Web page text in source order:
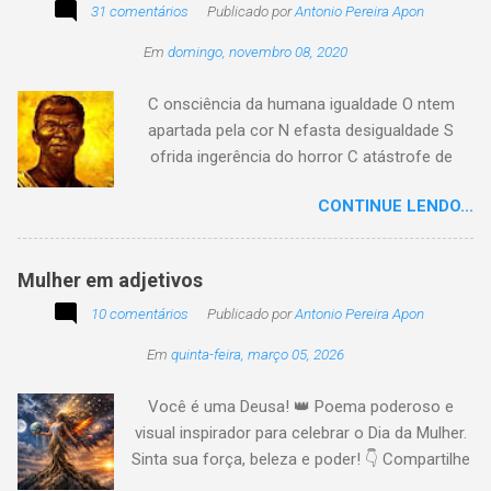
com o passar... Eu tenho aprendido:
31 comentários Publicado porAntonio Pereira Apon
Em domingo, novembro 08, 2020
C onsciência da humana igualdade O ntem
apartada pela cor N efasta desigualdade S
ofrida ingerência do horror C atástrofe de
tempo o preito N egritude sempre linda C ultura
multicolor I rmanados na cidadania A gentes
CONTINUE LENDO...
Mulher em adjetivos
10 comentários Publicado porAntonio Pereira Apon
Em quinta-feira, março 05, 2026
Você é uma Deusa! 👑 Poema poderoso e
visual inspirador para celebrar o Dia da Mulher.
Sinta sua força, beleza e poder! 👇 Compartilhe